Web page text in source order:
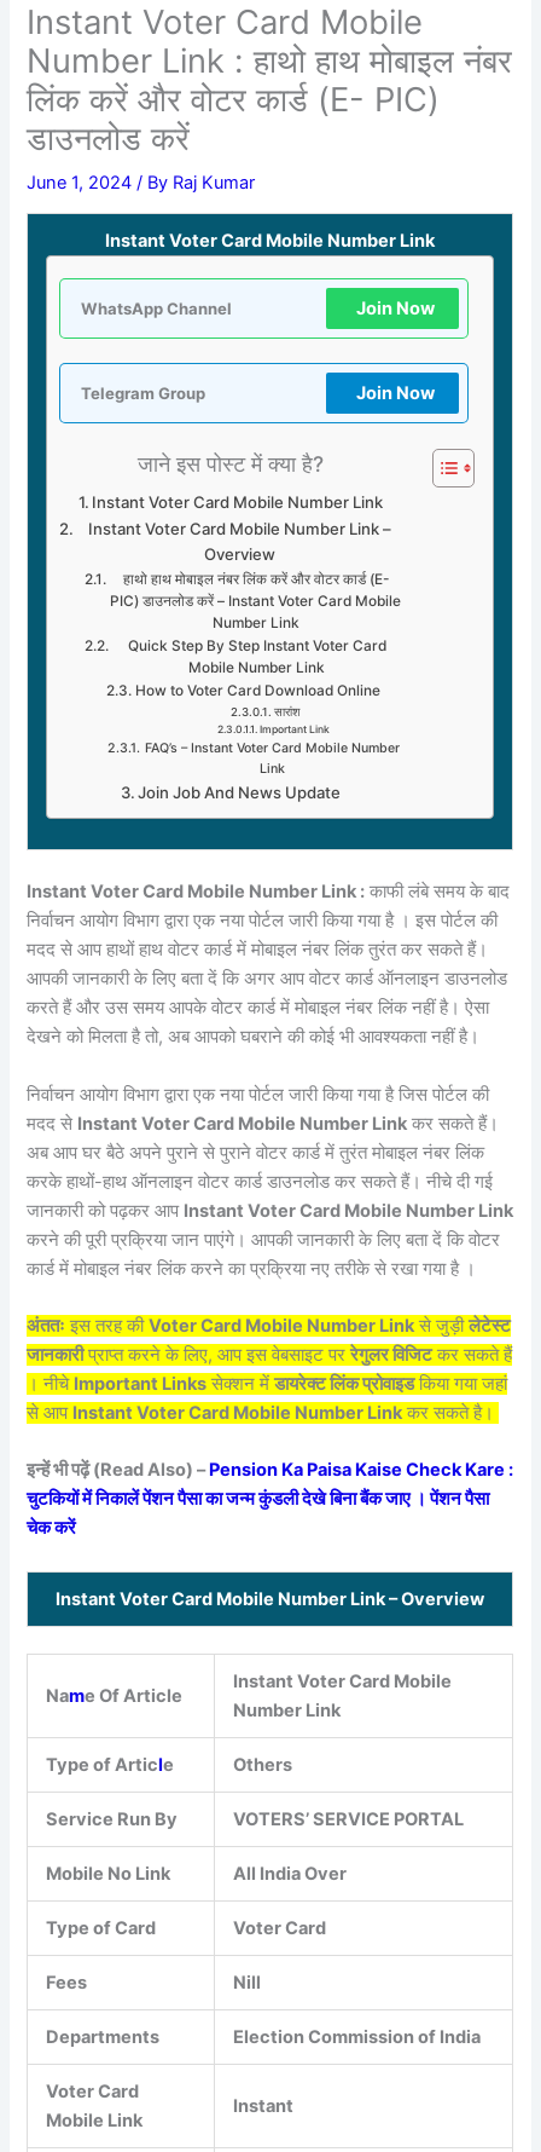
Instant Voter Card Mobile
Number Link : हाथो हाथ मोबाइल नंबर
लिंक करें और वोटर कार्ड (E- PIC)
डाउनलोड करें
June 1, 2024/ By Raj Kumar
Instant Voter Card Mobile Number Link
WhatsApp Channel Join Now
Telegram Group Join Now
जाने इस पोस्ट में क्या है?
Instant Voter Card Mobile Number Link
Instant Voter Card Mobile Number Link –
Overview
हाथो हाथ मोबाइल नंबर लिंक करें और वोटर कार्ड (E-
PIC) डाउनलोड करें – Instant Voter Card Mobile
Number Link
Quick Step By Step Instant Voter Card
Mobile Number Link
How to Voter Card Download Online
सारांश
Important Link
FAQ’s – Instant Voter Card Mobile Number
Link
Join Job And News Update
Instant Voter Card Mobile Number Link : काफी लंबे समय के बाद
निर्वाचन आयोग विभाग द्वारा एक नया पोर्टल जारी किया गया है । इस पोर्टल की
मदद से आप हाथों हाथ वोटर कार्ड में मोबाइल नंबर लिंक तुरंत कर सकते हैं।
आपकी जानकारी के लिए बता दें कि अगर आप वोटर कार्ड ऑनलाइन डाउनलोड
करते हैं और उस समय आपके वोटर कार्ड में मोबाइल नंबर लिंक नहीं है। ऐसा
देखने को मिलता है तो, अब आपको घबराने की कोई भी आवश्यकता नहीं है।
निर्वाचन आयोग विभाग द्वारा एक नया पोर्टल जारी किया गया है जिस पोर्टल की
मदद से Instant Voter Card Mobile Number Link कर सकते हैं।
अब आप घर बैठे अपने पुराने से पुराने वोटर कार्ड में तुरंत मोबाइल नंबर लिंक
करके हाथों-हाथ ऑनलाइन वोटर कार्ड डाउनलोड कर सकते हैं। नीचे दी गई
जानकारी को पढ़कर आप Instant Voter Card Mobile Number Link
करने की पूरी प्रक्रिया जान पाएंगे। आपकी जानकारी के लिए बता दें कि वोटर
कार्ड में मोबाइल नंबर लिंक करने का प्रक्रिया नए तरीके से रखा गया है ।
अंततः इस तरह कीVoter Card Mobile Number Link से जुड़ीलेटेस्ट
जानकारीप्राप्त करने के लिए, आप इस वेबसाइट पररेगुलर विजिटकर सकते हैं
। नीचे Important Links सेक्शन मेंडायरेक्ट लिंक प्रोवाइडकिया गया जहां
से आप Instant Voter Card Mobile Number Link कर सकते है।
इन्हें भी पढ़ें (Read Also) –Pension Ka Paisa Kaise Check Kare :
चुटकियों में निकालें पेंशन पैसा का जन्म कुंडली देखे बिना बैंक जाए । पेंशन पैसा
चेक करें
Instant Voter Card Mobile Number Link – Overview
Name Of Article
Instant Voter Card Mobile
Number Link
Type of Article Others
Service Run By VOTERS’ SERVICE PORTAL
Mobile No Link All India Over
Type of Card Voter Card
Fees Nill
Departments Election Commission of India
Voter Card
Mobile Link
Instant